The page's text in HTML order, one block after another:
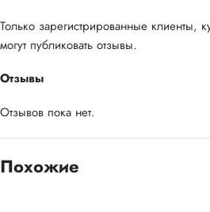
Отзывы
Отзывов пока нет.
Только зарегистрированные клиенты,
могут публиковать отзывы.
Похожие